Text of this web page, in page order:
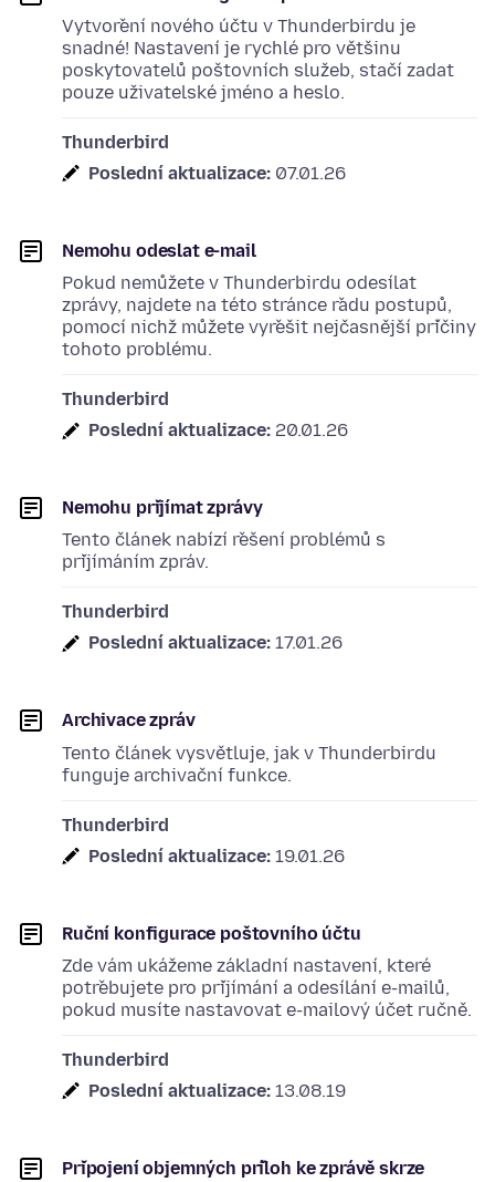
Vytvoření nového účtu v Thunderbirdu je
snadné! Nastavení je rychlé pro většinu
poskytovatelů poštovních služeb, stačí zadat
pouze uživatelské jméno a heslo.
Thunderbird
Poslední aktualizace: 07.01.26
Nemohu odeslat e-mail
Pokud nemůžete v Thunderbirdu odesílat
zprávy, najdete na této stránce řadu postupů,
pomocí nichž můžete vyřešit nejčasnější příčiny
tohoto problému.
Thunderbird
Poslední aktualizace: 20.01.26
Nemohu přijímat zprávy
Tento článek nabízí řešení problémů s
přijímáním zpráv.
Thunderbird
Poslední aktualizace: 17.01.26
Archivace zpráv
Tento článek vysvětluje, jak v Thunderbirdu
funguje archivační funkce.
Thunderbird
Poslední aktualizace: 19.01.26
Ruční konfigurace poštovního účtu
Zde vám ukážeme základní nastavení, které
potřebujete pro přijímání a odesílání e-mailů,
pokud musíte nastavovat e-mailový účet ručně.
Thunderbird
Poslední aktualizace: 13.08.19
Připojení objemných příloh ke zprávě skrze